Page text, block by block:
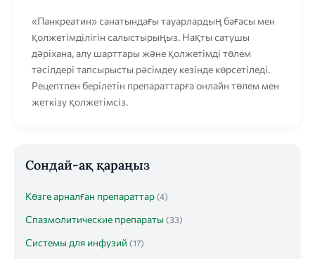
«Панкреатин» санатындағы тауарлардың бағасы мен
қолжетімділігін салыстырыңыз. Нақты сатушы
дәріхана, алу шарттары және қолжетімді төлем
тәсілдері тапсырысты рәсімдеу кезінде көрсетіледі.
Рецептпен берілетін препараттарға онлайн төлем мен
жеткізу қолжетімсіз.
Сондай-ақ қараңыз
Көзге арналған препараттар (4)
Спазмолитические препараты (33)
Системы для инфузий (17)